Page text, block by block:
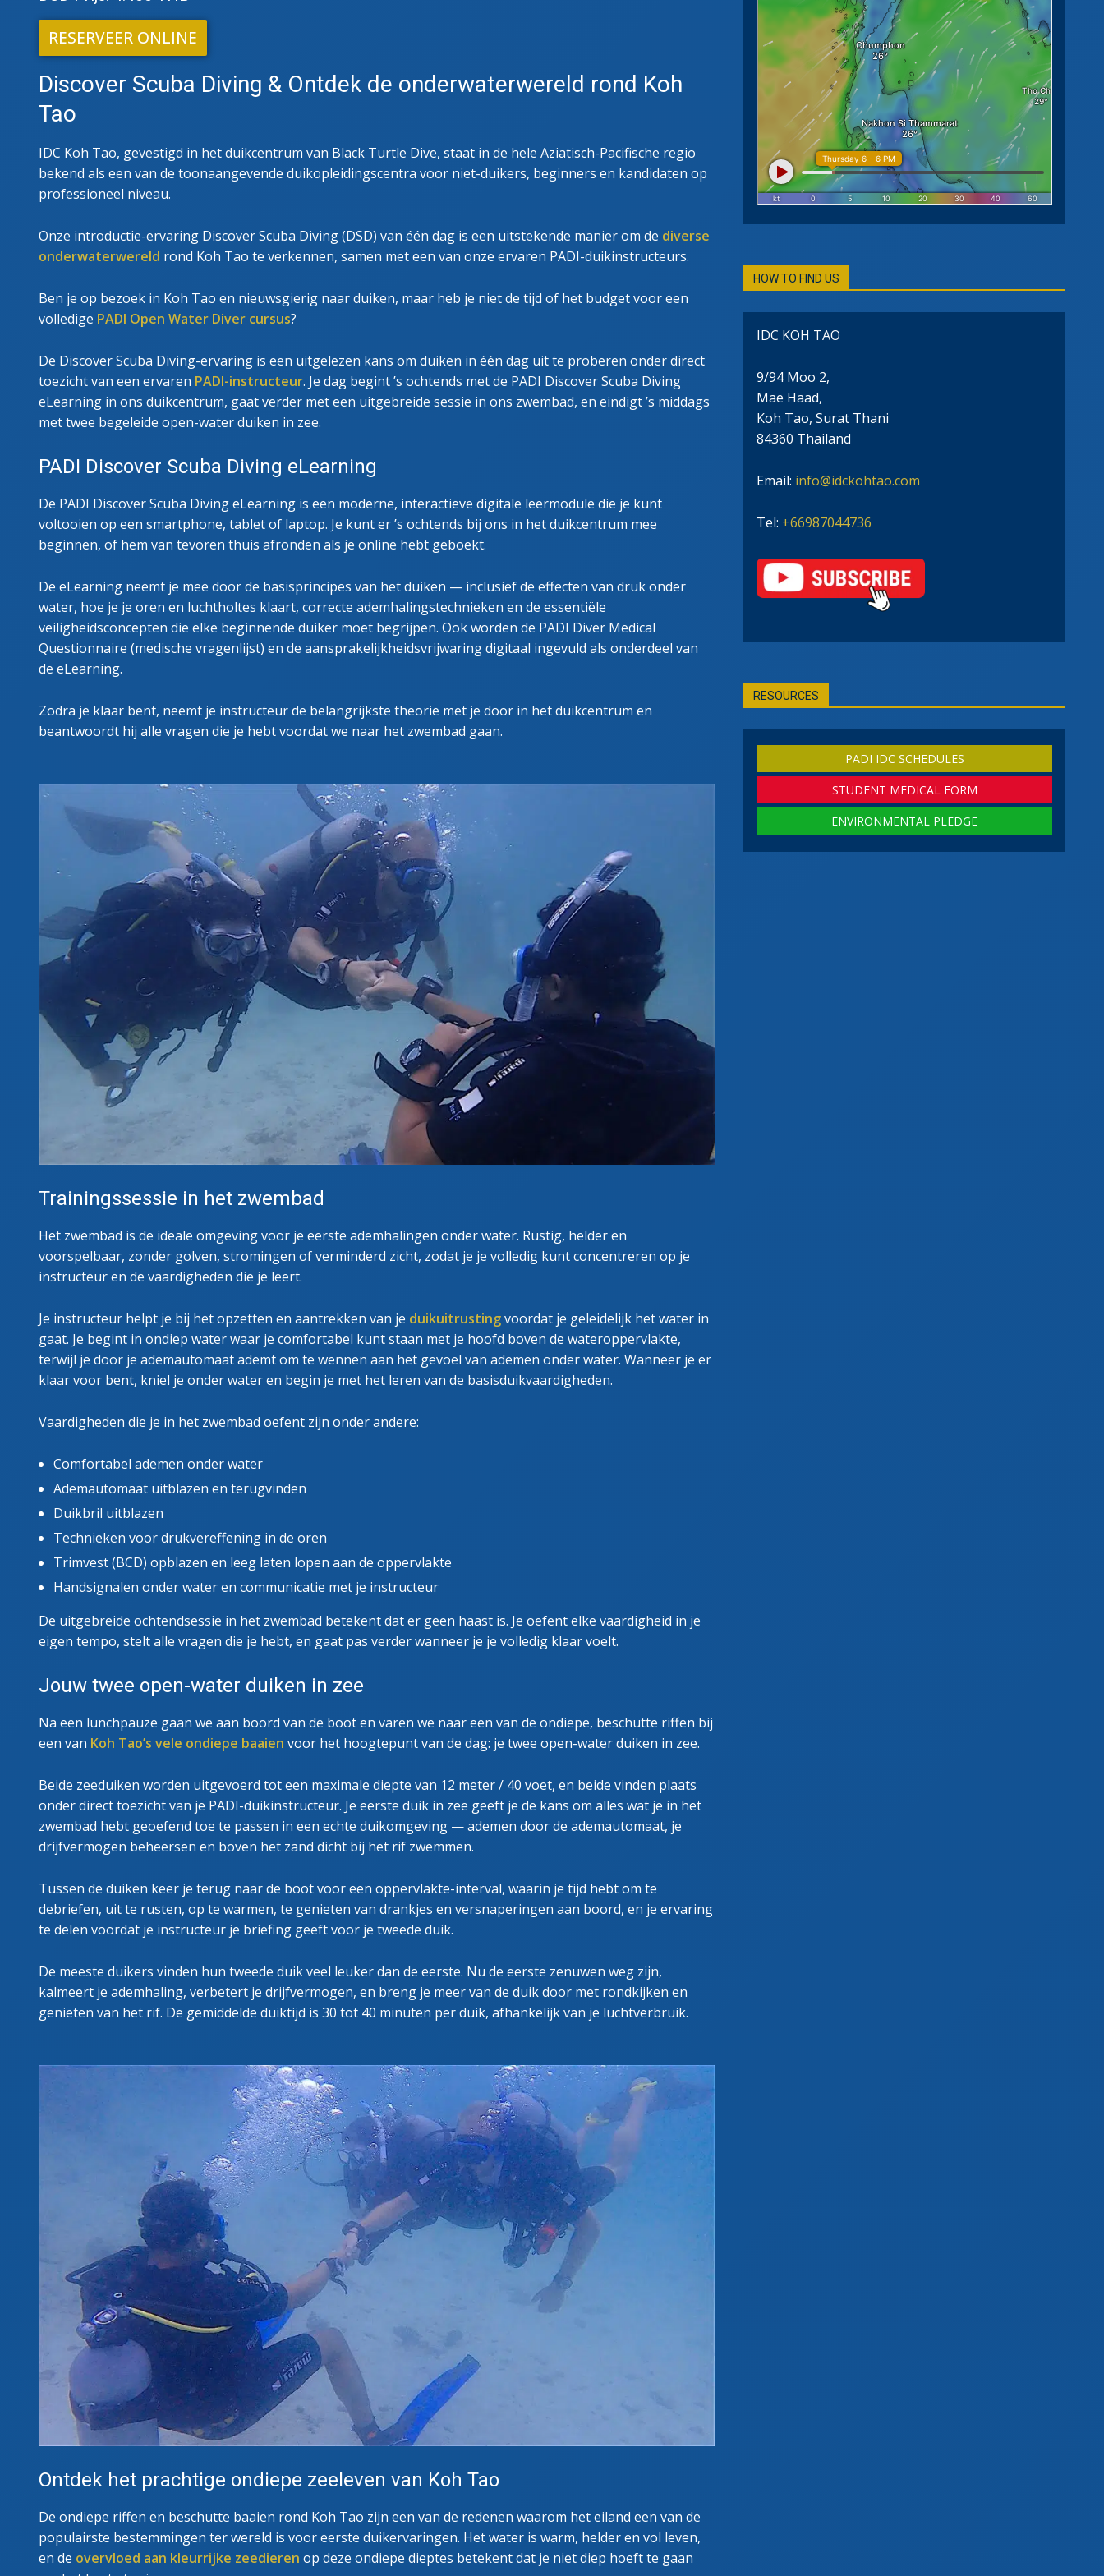
RESERVEER ONLINE
Discover Scuba Diving & Ontdek de onderwaterwereld rond Koh
Tao
IDC Koh Tao, gevestigd in het duikcentrum van Black Turtle Dive, staat in de hele Aziatisch-Pacifische regio
bekend als een van de toonaangevende duikopleidingscentra voor niet-duikers, beginners en kandidaten op
professioneel niveau.
Onze introductie-ervaring Discover Scuba Diving (DSD) van één dag is een uitstekende manier om de diverse
onderwaterwereld rond Koh Tao te verkennen, samen met een van onze ervaren PADI-duikinstructeurs.
Ben je op bezoek in Koh Tao en nieuwsgierig naar duiken, maar heb je niet de tijd of het budget voor een
volledige PADI Open Water Diver cursus?
De Discover Scuba Diving-ervaring is een uitgelezen kans om duiken in één dag uit te proberen onder direct
toezicht van een ervaren PADI-instructeur. Je dag begint ’s ochtends met de PADI Discover Scuba Diving
eLearning in ons duikcentrum, gaat verder met een uitgebreide sessie in ons zwembad, en eindigt ’s middags
met twee begeleide open-water duiken in zee.
PADI Discover Scuba Diving eLearning
De PADI Discover Scuba Diving eLearning is een moderne, interactieve digitale leermodule die je kunt
voltooien op een smartphone, tablet of laptop. Je kunt er ’s ochtends bij ons in het duikcentrum mee
beginnen, of hem van tevoren thuis afronden als je online hebt geboekt.
De eLearning neemt je mee door de basisprincipes van het duiken — inclusief de effecten van druk onder
water, hoe je je oren en luchtholtes klaart, correcte ademhalingstechnieken en de essentiële
veiligheidsconcepten die elke beginnende duiker moet begrijpen. Ook worden de PADI Diver Medical
Questionnaire (medische vragenlijst) en de aansprakelijkheidsvrijwaring digitaal ingevuld als onderdeel van
de eLearning.
Zodra je klaar bent, neemt je instructeur de belangrijkste theorie met je door in het duikcentrum en
beantwoordt hij alle vragen die je hebt voordat we naar het zwembad gaan.
Trainingssessie in het zwembad
Het zwembad is de ideale omgeving voor je eerste ademhalingen onder water. Rustig, helder en
voorspelbaar, zonder golven, stromingen of verminderd zicht, zodat je je volledig kunt concentreren op je
instructeur en de vaardigheden die je leert.
Je instructeur helpt je bij het opzetten en aantrekken van je duikuitrustingvoordat je geleidelijk het water in
gaat. Je begint in ondiep water waar je comfortabel kunt staan met je hoofd boven de wateroppervlakte,
terwijl je door je ademautomaat ademt om te wennen aan het gevoel van ademen onder water. Wanneer je er
klaar voor bent, kniel je onder water en begin je met het leren van de basisduikvaardigheden.
Vaardigheden die je in het zwembad oefent zijn onder andere:
Comfortabel ademen onder water
Ademautomaat uitblazen en terugvinden
Duikbril uitblazen
Technieken voor drukvereffening in de oren
Trimvest (BCD) opblazen en leeg laten lopen aan de oppervlakte
Handsignalen onder water en communicatie met je instructeur
De uitgebreide ochtendsessie in het zwembad betekent dat er geen haast is. Je oefent elke vaardigheid in je
eigen tempo, stelt alle vragen die je hebt, en gaat pas verder wanneer je je volledig klaar voelt.
Jouw twee open-water duiken in zee
Na een lunchpauze gaan we aan boord van de boot en varen we naar een van de ondiepe, beschutte riffen bij
een van Koh Tao’s vele ondiepe baaien voor het hoogtepunt van de dag: je twee open-water duiken in zee.
Beide zeeduiken worden uitgevoerd tot een maximale diepte van 12 meter / 40 voet, en beide vinden plaats
onder direct toezicht van je PADI-duikinstructeur. Je eerste duik in zee geeft je de kans om alles wat je in het
zwembad hebt geoefend toe te passen in een echte duikomgeving — ademen door de ademautomaat, je
drijfvermogen beheersen en boven het zand dicht bij het rif zwemmen.
Tussen de duiken keer je terug naar de boot voor een oppervlakte-interval, waarin je tijd hebt om te
debriefen, uit te rusten, op te warmen, te genieten van drankjes en versnaperingen aan boord, en je ervaring
te delen voordat je instructeur je briefing geeft voor je tweede duik.
De meeste duikers vinden hun tweede duik veel leuker dan de eerste. Nu de eerste zenuwen weg zijn,
kalmeert je ademhaling, verbetert je drijfvermogen, en breng je meer van de duik door met rondkijken en
genieten van het rif. De gemiddelde duiktijd is 30 tot 40 minuten per duik, afhankelijk van je luchtverbruik.
Ontdek het prachtige ondiepe zeeleven van Koh Tao
De ondiepe riffen en beschutte baaien rond Koh Tao zijn een van de redenen waarom het eiland een van de
populairste bestemmingen ter wereld is voor eerste duikervaringen. Het water is warm, helder en vol leven,
en de overvloed aan kleurrijke zeedieren op deze ondiepe dieptes betekent dat je niet diep hoeft te gaan
HOW TO FIND US
IDC KOH TAO
9/94 Moo 2,
Mae Haad,
Koh Tao, Surat Thani
84360 Thailand
Email: info@idckohtao.com
Tel: +66987044736
RESOURCES
PADI IDC SCHEDULES
STUDENT MEDICAL FORM
ENVIRONMENTAL PLEDGE